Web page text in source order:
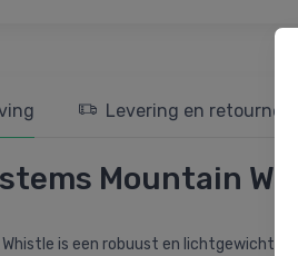
Levering en
Mountain
is een robuust en lichtgewicht